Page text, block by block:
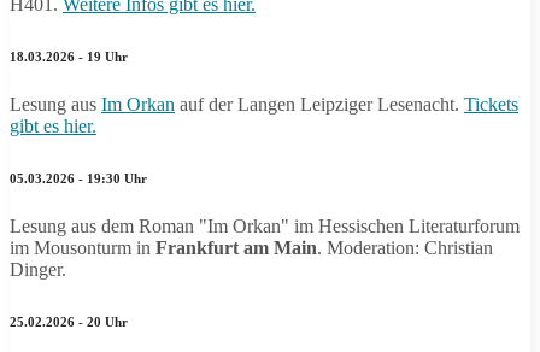
H401. Weitere Infos gibt es hier.
18.03.2026 - 19 Uhr
Lesung aus Im Orkan auf der Langen Leipziger Lesenacht. Tickets
gibt es hier.
05.03.2026 - 19:30 Uhr
Lesung aus dem Roman "Im Orkan" im Hessischen Literaturforum
im Mousonturm in Frankfurt am Main. Moderation: Christian
Dinger.
25.02.2026 - 20 Uhr